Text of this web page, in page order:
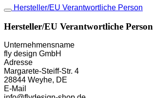
Hersteller/EU Verantwortliche Person
Hersteller/EU Verantwortliche Person
Unternehmensname
fly design GmbH
Adresse
Margarete-Steiff-Str. 4
28844 Weyhe, DE
E-Mail